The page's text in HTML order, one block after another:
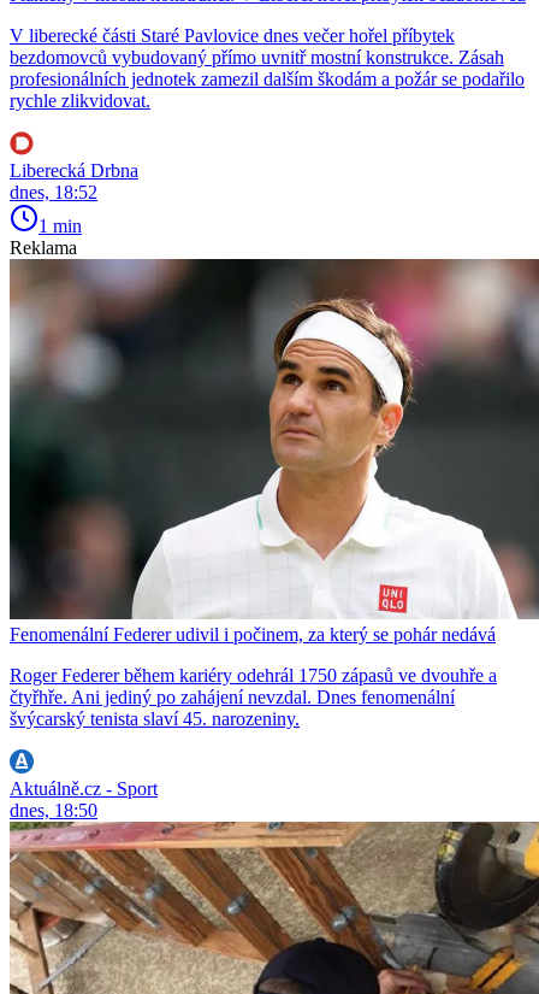
V liberecké části Staré Pavlovice dnes večer hořel příbytek
bezdomovců vybudovaný přímo uvnitř mostní konstrukce. Zásah
profesionálních jednotek zamezil dalším škodám a požár se podařilo
rychle zlikvidovat.
Liberecká Drbna
dnes, 18:52
1 min
Reklama
Fenomenální Federer udivil i počinem, za který se pohár nedává
Roger Federer během kariéry odehrál 1750 zápasů ve dvouhře a
čtyřhře. Ani jediný po zahájení nevzdal. Dnes fenomenální
švýcarský tenista slaví 45. narozeniny.
Aktuálně.cz - Sport
dnes, 18:50